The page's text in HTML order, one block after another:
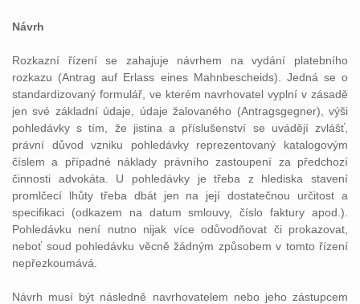
Návrh
Rozkazní řízení se zahajuje návrhem na vydání platebního
rozkazu (Antrag auf Erlass eines Mahnbescheids). Jedná se o
standardizovaný formulář, ve kterém navrhovatel vyplní v zásadě
jen své základní údaje, údaje žalovaného (Antragsgegner), výši
pohledávky s tím, že jistina a příslušenství se uvádějí zvlášť,
právní důvod vzniku pohledávky reprezentovaný katalogovým
číslem a případné náklady právního zastoupení za předchozí
činnosti advokáta. U pohledávky je třeba z hlediska stavení
promlčecí lhůty třeba dbát jen na její dostatečnou určitost a
specifikaci (odkazem na datum smlouvy, číslo faktury apod.).
Pohledávku není nutno nijak více odůvodňovat či prokazovat,
neboť soud pohledávku věcně žádným způsobem v tomto řízení
nepřezkoumává.
Návrh musí být následně navrhovatelem nebo jeho zástupcem